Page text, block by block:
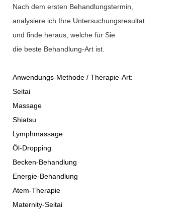
Nach dem ersten Behandlungstermin,
analysiere ich Ihre Untersuchungsresultat
und finde heraus, welche für Sie
die beste Behandlung-Art ist.
Anwendungs-Methode / Therapie-Art:
Seitai
Massage
Shiatsu
Lymphmassage
Öl-Dropping
Becken-Behandlung
Energie-Behandlung
Atem-Therapie
Maternity-Seitai